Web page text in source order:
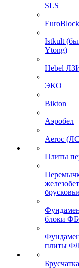
SLS
EuroBlock
Istkult
Ytong)
Hebel
ЭКО
Bikton
Аэробел
Aeroc
Плиты
блоки
плиты
Брусчатка